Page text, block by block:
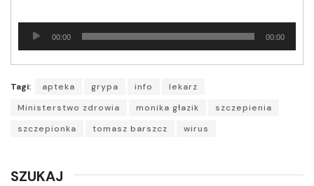
Odtwarzacz
plików
00:00 00:00
Tagi: apteka grypa info
lekarz
Ministerstwo zdrowia
monika głazik
szczepienia
szczepionka
tomasz barszcz wirus
SZUKAJ